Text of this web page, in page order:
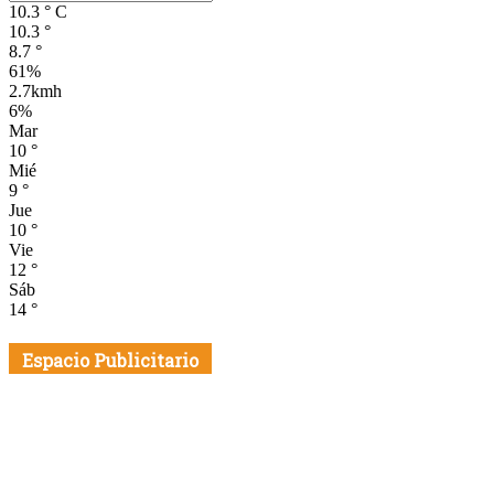
10.3 ° C
10.3 °
8.7 °
61%
2.7kmh
6%
Mar
10 °
Mié
9 °
Jue
10 °
Vie
12 °
Sáb
14 °
Espacio Publicitario